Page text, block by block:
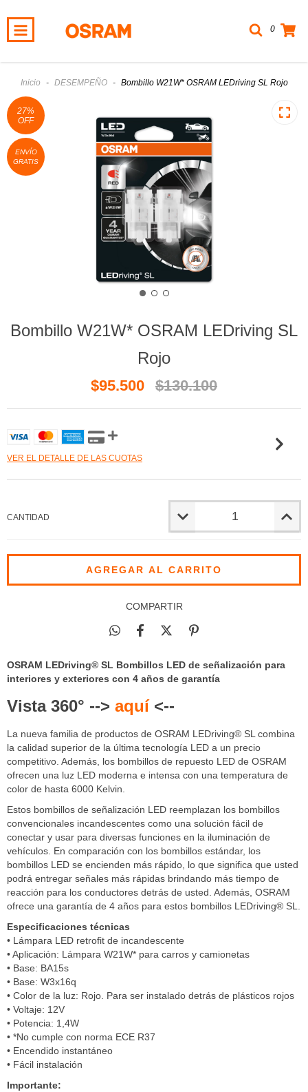
0
Inicio - DESEMPEÑO - Bombillo W21W* OSRAM LEDriving SL Rojo
27%
OFF
ENVÍO
GRATIS
Bombillo W21W* OSRAM LEDriving SL
Rojo
$95.500 $130.100
VER EL DETALLE DE LAS CUOTAS
CANTIDAD
COMPARTIR
OSRAM LEDriving® SL Bombillos LED de señalización para
interiores y exteriores con 4 años de garantía
Vista 360° --> aquí<--
La nueva familia de productos de OSRAM LEDriving® SL combina
la calidad superior de la última tecnología LED a un precio
competitivo. Además, los bombillos de repuesto LED de OSRAM
ofrecen una luz LED moderna e intensa con una temperatura de
color de hasta 6000 Kelvin.
Estos bombillos de señalización LED reemplazan los bombillos
convencionales incandescentes como una solución fácil de
conectar y usar para diversas funciones en la iluminación de
vehículos. En comparación con los bombillos estándar, los
bombillos LED se encienden más rápido, lo que significa que usted
podrá entregar señales más rápidas brindando más tiempo de
reacción para los conductores detrás de usted. Además, OSRAM
ofrece una garantía de 4 años para estos bombillos LEDriving® SL.
Especificaciones técnicas
• Lámpara LED retrofit de incandescente
• Aplicación: Lámpara W21W* para carros y camionetas
• Base: BA15s
• Base: W3x16q
• Color de la luz: Rojo. Para ser instalado detrás de plásticos rojos
• Voltaje: 12V
• Potencia: 1,4W
• *No cumple con norma ECE R37
• Encendido instantáneo
• Fácil instalación
Importante: